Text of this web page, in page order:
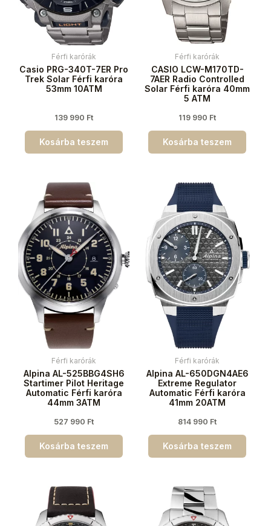
Férfi karórák
Casio PRG-340T-7ER Pro
Trek Solar Férfi karóra
53mm 10ATM
139 990 Ft
Kosárba teszem
Férfi karórák
CASIO LCW-M170TD-
7AER Radio Controlled
Solar Férfi karóra 40mm
5 ATM
119 990 Ft
Kosárba teszem
Férfi karórák
Alpina AL-525BBG4SH6
Startimer Pilot Heritage
Automatic Férfi karóra
44mm 3ATM
527 990 Ft
Kosárba teszem
Férfi karórák
Alpina AL-650DGN4AE6
Extreme Regulator
Automatic Férfi karóra
41mm 20ATM
814 990 Ft
Kosárba teszem